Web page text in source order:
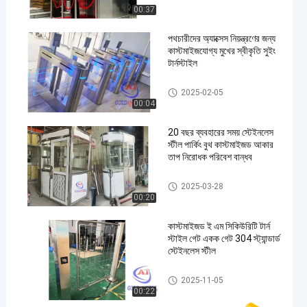
00:37
00:04
পথচারীদের অ্যাক্সেস নিয়ন্ত্রণের জন্য
কাস্টমাইজযোগ্য মুখের স্বীকৃতি সুইং
টার্নস্টাইল
সুইং ব্যারিয়ার গেট
2025-02-05
00:20
20 বছর ব্যবহারের সময় স্টেইনলেস
স্টীল পার্কিং বুথ কাস্টমাইজড আকার
তাপ নিরোধক পরিবেশ বান্ধব
সিকিউরিটি গার্ড হাউস
2025-03-28
00:22
কাস্টমাইজড ই এম সিকিউরিটি টার্ন
স্টাইল গেট একক গেট 304 স্ট্যান্ডার্ড
স্টেইনলেস স্টীল
নিরাপত্তা টার্নস্টাইল গেট
2025-11-05